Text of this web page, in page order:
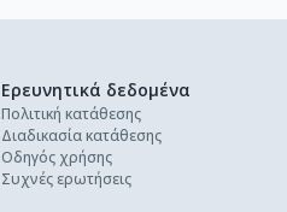
Ερευνητικά δεδομένα
Πολιτική κατάθεσης
Διαδικασία κατάθεσης
Οδηγός χρήσης
Συχνές ερωτήσεις